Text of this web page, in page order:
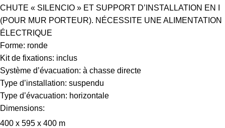
CHUTE « SILENCIO » ET SUPPORT D’INSTALLATION EN I
(POUR MUR PORTEUR). NÉCESSITE UNE ALIMENTATION
ÉLECTRIQUE
Forme: ronde
Kit de fixations: inclus
Système d’évacuation: à chasse directe
Type d’installation: suspendu
Type d’évacuation: horizontale
Dimensions:
400 x 595 x 400 m